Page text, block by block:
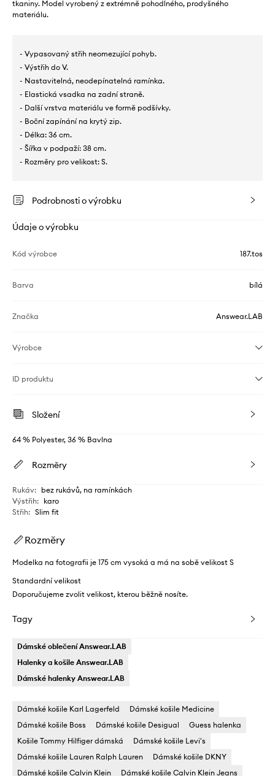
tkaniny. Model vyrobený z extrémně pohodlného, ​​prodyšného
materiálu.
- Vypasovaný střih neomezující pohyb.
- Výstřih do V.
- Nastavitelná, neodepínatelná ramínka.
- Elastická vsadka na zadní straně.
- Další vrstva materiálu ve formě podšívky.
- Boční zapínání na krytý zip.
- Délka: 36 cm.
- Šířka v podpaží: 38 cm.
- Rozměry pro velikost: S.
Podrobnosti o výrobku
Údaje o výrobku
Kód výrobce 187.tos
Barva bílá
Značka Answear.LAB
Výrobce
ID produktu
Složení
64 % Polyester, 36 % Bavlna
Rozměry
Rukáv: bez rukávů, na ramínkách
Výstřih: karo
Střih: Slim fit
Rozměry
Modelka na fotografii je 175 cm vysoká a má na sobě velikost S
Standardní velikost
Doporučujeme zvolit velikost, kterou běžně nosíte.
Tagy
Dámské oblečení Answear.LAB
Halenky a košile Answear.LAB
Dámské halenky Answear.LAB
Dámské košile Karl Lagerfeld
Dámské košile Medicine
Dámské košile Boss
Dámské košile Desigual
Guess halenka
Košile Tommy Hilfiger dámská
Dámské košile Levi's
Dámské košile Lauren Ralph Lauren
Dámské košile DKNY
Dámské košile Calvin Klein
Dámské košile Calvin Klein Jeans